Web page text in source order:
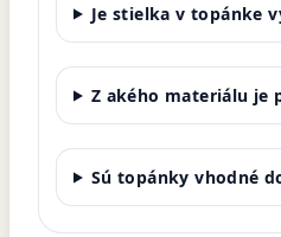
Je stielka v topánke
Z akého materiálu je
Sú topánky vhodné